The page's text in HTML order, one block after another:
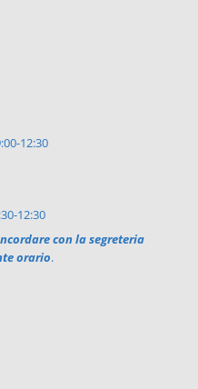
12:30
12:30
con la segreteria
orario.